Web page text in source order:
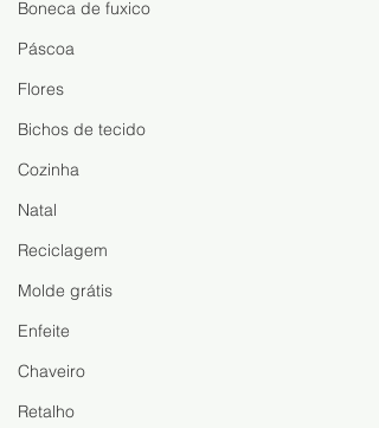
Boneca de fuxico
Páscoa
Flores
Bichos de tecido
Cozinha
Natal
Reciclagem
Molde grátis
Enfeite
Chaveiro
Retalho